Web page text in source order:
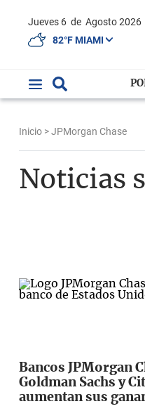
Jueves 6 de Agosto 2026
82°F MIAMI
Inicio > JPMorgan Chase
Noticias
Bancos JPMorgan
Goldman Sachs y
aumentan sus